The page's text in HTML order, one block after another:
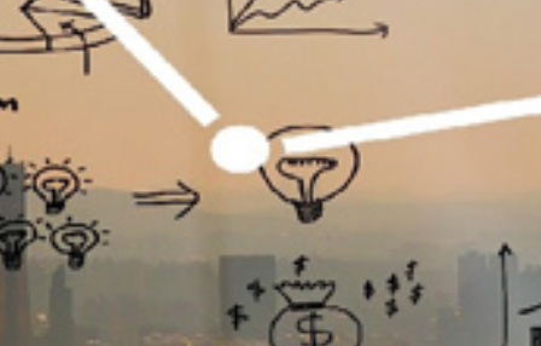
درباره
ما